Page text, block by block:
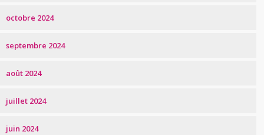
octobre 2024
septembre 2024
août 2024
juillet 2024
juin 2024